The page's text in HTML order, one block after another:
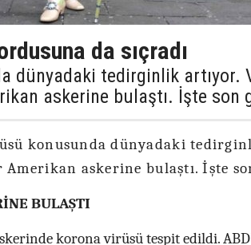
da sıçradı
dünyadaki tedirginlik artıyor.
askerine bulaştı. İşte son
konusunda dünyadaki
askerine bulaştı. İşte
BULAŞTI
korona virüsü tespit edildi.